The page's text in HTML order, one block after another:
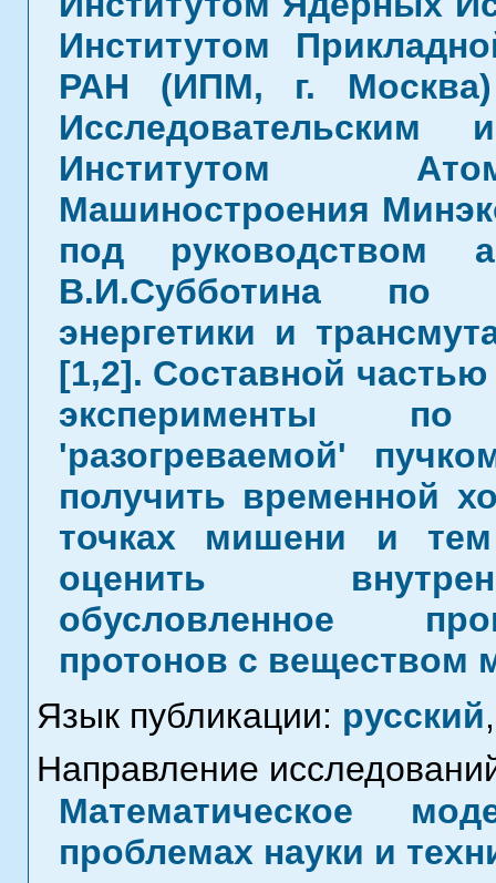
Институтом
РАН (ИПМ, г. Москва)
Исследовательским
Институтом
Машиностроения
под руководством
В.И.Субботина по
энергетики и
[1,2]. Составной
эксперименты
'разогреваемой'
получить временной
точках мишени и
оценить
обусловленное
протонов с веществом
Язык публикации: русский,
Направление
Математическое
проблемах науки и